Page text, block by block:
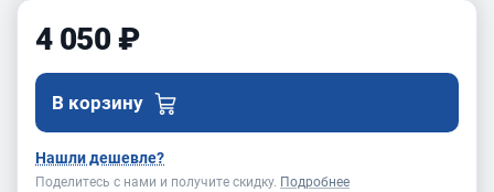
4 050 ₽
В корзину
Нашли дешевле?
Поделитесь с нами и получите скидку. Подробнее